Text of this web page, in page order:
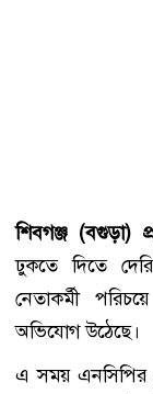
শিবগঞ্জ (বগুড়া)
ঢুকতে দিতে
নেতাকর্মী
অভিযোগ উঠেছে।
এ সময় এনসিপির